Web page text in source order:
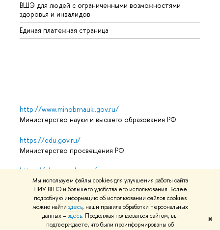
Мы используем файлы cookies для улучшения работы сайта
НИУ ВШЭ и большего удобства его использования. Более
подробную информацию об использовании файлов cookies
можно найти здесь, наши правила обработки персональных
данных –здесь. Продолжая пользоваться сайтом, вы
подтверждаете, что были проинформированы об
✖
ВШЭ для людей с ограниченными возможностями
здоровья и инвалидов
Единая платежная страница
http://www.minobrnauki.gov.ru/
Министерство науки и высшего образования РФ
https://edu.gov.ru/
Министерство просвещения РФ
https://elearning.hse.ru/mooc
Массовые открытые онлайн-курсы
© НИУ ВШЭ 1993–2026 Адреса и контактыУсловия
использования материаловПолитика конфиденциальности